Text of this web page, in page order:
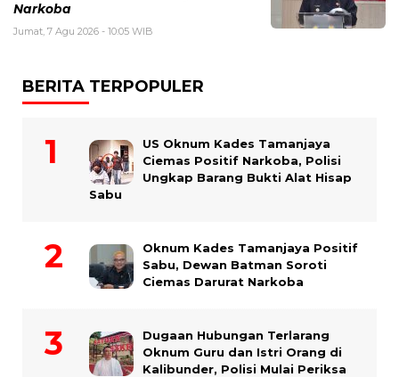
Narkoba
Jumat, 7 Agu 2026 - 10:05 WIB
BERITA TERPOPULER
US Oknum Kades Tamanjaya
Ciemas Positif Narkoba, Polisi
Ungkap Barang Bukti Alat Hisap
Sabu
Oknum Kades Tamanjaya Positif
Sabu, Dewan Batman Soroti
Ciemas Darurat Narkoba
Dugaan Hubungan Terlarang
Oknum Guru dan Istri Orang di
Kalibunder, Polisi Mulai Periksa